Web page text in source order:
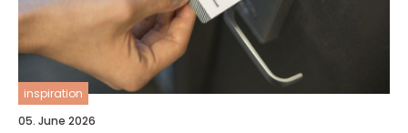
inspiration
05. June 2026